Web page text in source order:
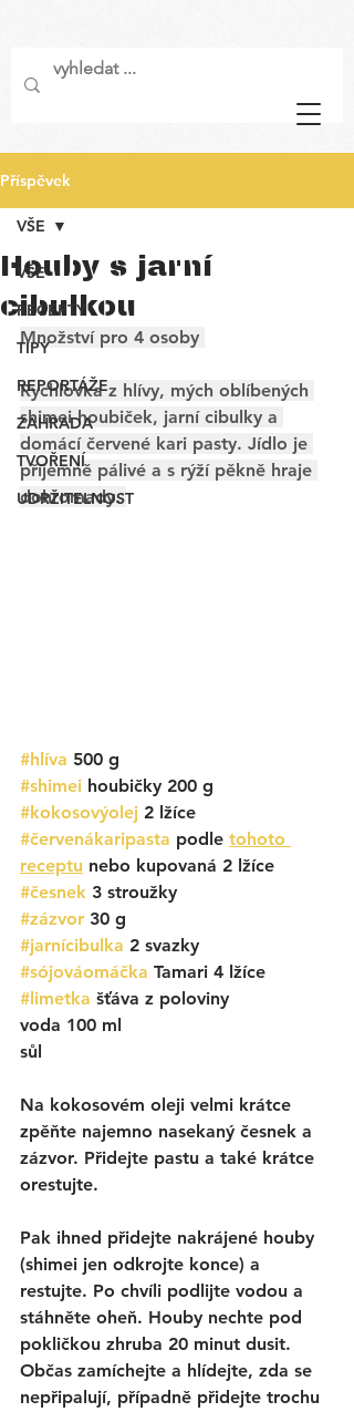
Příspěvek
VŠE
RECEPTY
TIPY
REPORTÁŽE
ZAHRADA
TVOŘENÍ
UDRŽITELNOST
VŠE
Houby s jarní
cibulkou
Množství pro 4 osoby
Rychlovka z hlívy, mých oblíbených
shimei houbiček, jarní cibulky a
domácí červené kari pasty. Jídlo je
příjemně pálivé a s rýží pěkně hraje
dohromady.
#hlíva 500 g
#shimei houbičky 200 g
#kokosovýolej 2 lžíce
#červenákaripasta podle tohoto
receptu nebo kupovaná 2 lžíce
#česnek 3 stroužky
#zázvor 30 g
#jarnícibulka 2 svazky
#sójováomáčka Tamari 4 lžíce
#limetka šťáva z poloviny
voda 100 ml
sůl
Na kokosovém oleji velmi krátce
zpěňte najemno nasekaný česnek a
zázvor. Přidejte pastu a také krátce
orestujte.
Pak ihned přidejte nakrájené houby
(shimei jen odkrojte konce) a
restujte. Po chvíli podlijte vodou a
stáhněte oheň. Houby nechte pod
pokličkou zhruba 20 minut dusit.
Občas zamíchejte a hlídejte, zda se
nepřipalují, případně přidejte trochu